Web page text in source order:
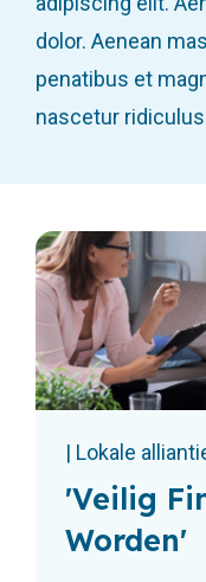
dolor. Aenean
penatibus et
nascetur
| Lokale
'Veilig
Worden'